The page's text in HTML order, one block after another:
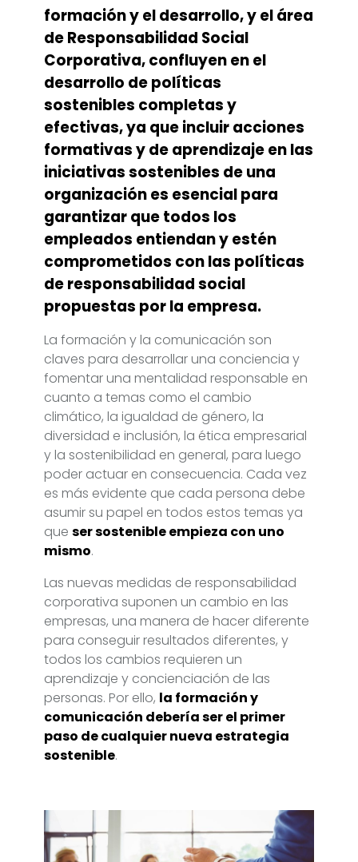
formación y el desarrollo, y el área
de Responsabilidad Social
Corporativa, confluyen en el
desarrollo de políticas
sostenibles completas y
efectivas, ya que incluir acciones
formativas y de aprendizaje en las
iniciativas sostenibles de una
organización es esencial para
garantizar que todos los
empleados entiendan y estén
comprometidos con las políticas
de responsabilidad social
propuestas por la empresa.
La formación y la comunicación son
claves para desarrollar una conciencia y
fomentar una mentalidad responsable en
cuanto a temas como el cambio
climático, la igualdad de género, la
diversidad e inclusión, la ética empresarial
y la sostenibilidad en general, para luego
poder actuar en consecuencia. Cada vez
es más evidente que cada persona debe
asumir su papel en todos estos temas ya
que ser sostenible empieza con uno
mismo.
Las nuevas medidas de responsabilidad
corporativa suponen un cambio en las
empresas, una manera de hacer diferente
para conseguir resultados diferentes, y
todos los cambios requieren un
aprendizaje y concienciación de las
personas. Por ello, la formación y
comunicación debería ser el primer
paso de cualquier nueva estrategia
sostenible.